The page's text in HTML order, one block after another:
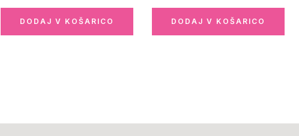
od
DODAJ V KOŠARICO
od
DODAJ V KOŠARICO